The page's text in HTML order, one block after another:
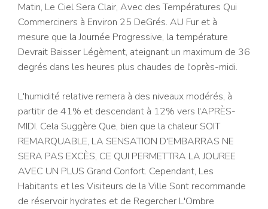
Matin, Le Ciel Sera Clair, Avec des Températures Qui
Commerciners à Environ 25 DeGrés. AU Fur et à
mesure que la Journée Progressive, la température
Devrait Baisser Légèment, ateignant un maximum de 36
degrés dans les heures plus chaudes de l'oprès-midi.
L'humidité relative remera à des niveaux modérés, à
partitir de 41% et descendant à 12% vers l'APRÈS-
MIDI. Cela Suggère Que, bien que la chaleur SOIT
REMARQUABLE, LA SENSATION D'EMBARRAS NE
SERA PAS EXCÈS, CE QUI PERMETTRA LA JOUREE
AVEC UN PLUS Grand Confort. Cependant, Les
Habitants et les Visiteurs de la Ville Sont recommande
de réservoir hydrates et de Regercher L'Ombre